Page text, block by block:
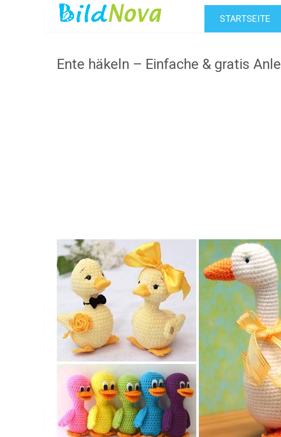
STARTSEITE
Ente häkeln – Einfache & gratis